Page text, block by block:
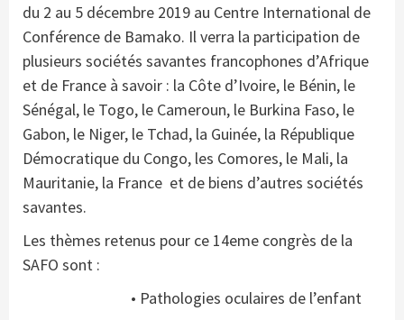
du 2 au 5 décembre 2019 au Centre International de
Conférence de Bamako. Il verra la participation de
plusieurs sociétés savantes francophones d’Afrique
et de France à savoir : la Côte d’Ivoire, le Bénin, le
Sénégal, le Togo, le Cameroun, le Burkina Faso, le
Gabon, le Niger, le Tchad, la Guinée, la République
Démocratique du Congo, les Comores, le Mali, la
Mauritanie, la France et de biens d’autres sociétés
savantes.
Les thèmes retenus pour ce 14eme congrès de la
SAFO sont :
• Pathologies oculaires de l’enfant